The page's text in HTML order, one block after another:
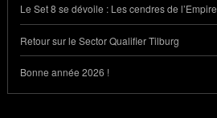
Le Set 8 se dévoile : Les cendres de l’Empire
Retour sur le Sector Qualifier Tilburg
Bonne année 2026 !